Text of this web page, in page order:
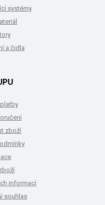
systémy
a čidla
zboží
informací
souhlas